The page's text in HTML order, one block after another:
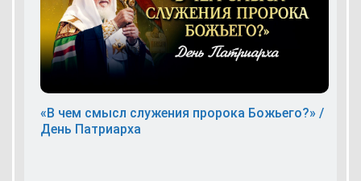
«В чем смысл служения пророка Божьего?» /
День Патриарха